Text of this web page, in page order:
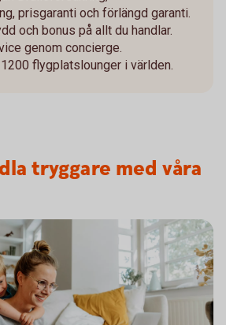
prisgaranti och förlängd garanti.
och bonus på allt du handlar.
genom concierge.
flygplatslounger i världen.
tryggare med våra